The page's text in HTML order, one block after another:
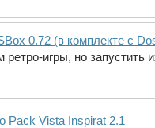
0.72 (в комплекте с
ретро-игры, но
Pack Vista Inspirat 2.1